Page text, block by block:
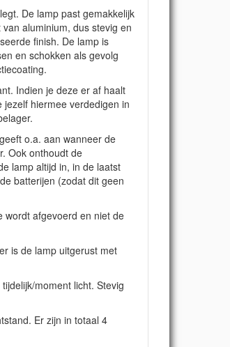
De lamp past gemakkelijk
aluminium, dus stevig en
finish. De lamp is
en schokken als gevolg
Indien je deze er af haalt
hiermee verdedigen in
o.a. aan wanneer de
Ook onthoudt de
lamp altijd in, in de laatst
batterijen (zodat dit geen
wordt afgevoerd en niet de
is de lamp uitgerust met
moment licht. Stevig
Er zijn in totaal 4